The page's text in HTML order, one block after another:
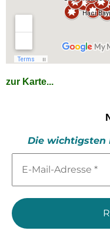
zur Karte...
Die wichtigsten
Mail-
*